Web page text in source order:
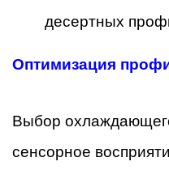
десертных
Оптимизация
Выбор
сенсорное